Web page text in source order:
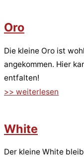
Oro
Die kleine Oro ist
angekommen. Hier
entfalten!
>> weiterlesen
White
Der kleine White